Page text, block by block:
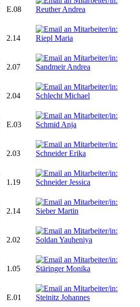
E.08
2.14
2.07
2.04
E.03
2.03
1.19
2.14
2.02
1.05
E.01